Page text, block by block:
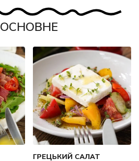
ОСНОВНЕ
ГРЕЦЬКИЙ САЛАТ